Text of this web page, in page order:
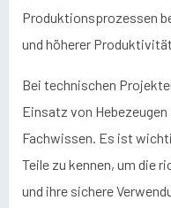
Produktionsprozessen
und höherer
Bei technischen
Einsatz von
Fachwissen. Es ist
Teile zu kennen, um die
und ihre sichere